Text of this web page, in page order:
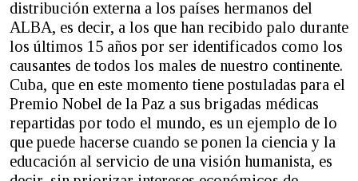
distribución externa a los países hermanos del
ALBA, es decir, a los que han recibido palo durante
los últimos 15 años por ser identificados como los
causantes de todos los males de nuestro continente.
Cuba, que en este momento tiene postuladas para el
Premio Nobel de la Paz a sus brigadas médicas
repartidas por todo el mundo, es un ejemplo de lo
que puede hacerse cuando se ponen la ciencia y la
educación al servicio de una visión humanista, es